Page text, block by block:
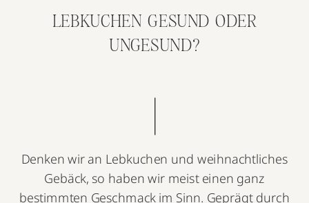
LEBKUCHEN GESUND ODER
UNGESUND?
Denken wir an Lebkuchen und weihnachtliches
Gebäck, so haben wir meist einen ganz
bestimmten Geschmack im Sinn. Geprägt durch